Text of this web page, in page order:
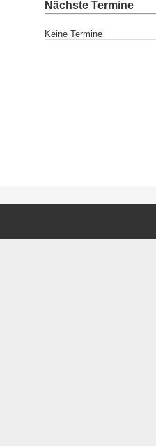
Nächste Termine
Keine Termine